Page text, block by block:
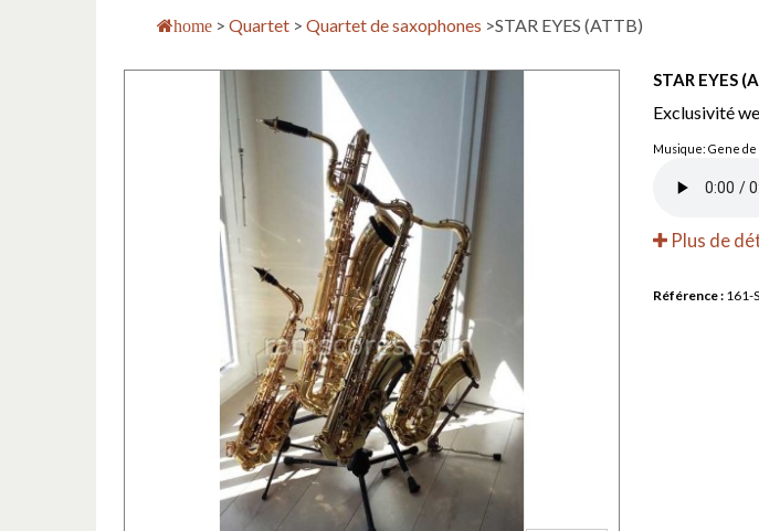
home > Quartet > Quartet de saxophones >STAR EYES (ATTB)
STAR EYES
Exclusivité
Musique: Gene de
Plus de
Référence : 161-